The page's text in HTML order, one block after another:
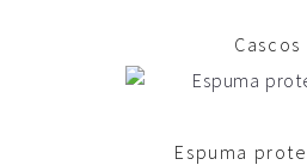
Cascos
Espuma